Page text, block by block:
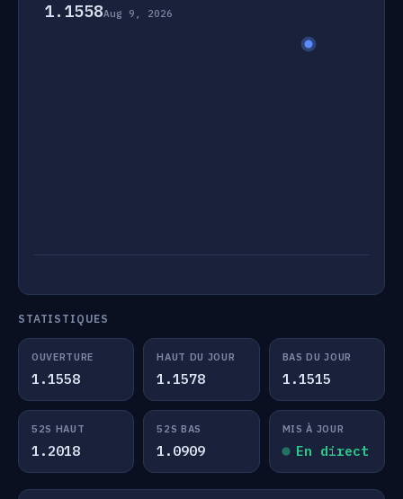
1.1558Aug 9, 2026
STATISTIQUES
OUVERTURE
1.1558
HAUT DU JOUR
1.1578
BAS DU JOUR
1.1515
52S HAUT
1.2018
52S BAS
1.0909
MIS À JOUR
En direct